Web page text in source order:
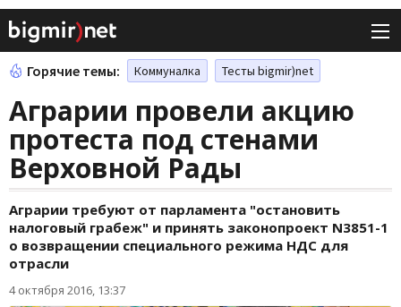
Горячие темы: Коммуналка Тесты bigmir)net
Аграрии провели акцию
протеста под стенами
Верховной Рады
Аграрии требуют от парламента "остановить
налоговый грабеж" и принять законопроект N3851-1
о возвращении специального режима НДС для
отрасли
4 октября 2016, 13:37